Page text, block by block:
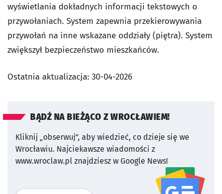
wyświetlania dokładnych informacji tekstowych o
przywołaniach. System zapewnia przekierowywania
przywołań na inne wskazane oddziały (piętra). System
zwiększył bezpieczeństwo mieszkańców.
Ostatnia aktualizacja: 30-04-2026
BĄDŹ NA BIEŻĄCO Z WROCŁAWIEM!
Kliknij „obserwuj”, aby wiedzieć, co dzieje się we
Wrocławiu. Najciekawsze wiadomości z
www.wroclaw.pl znajdziesz w Google News!